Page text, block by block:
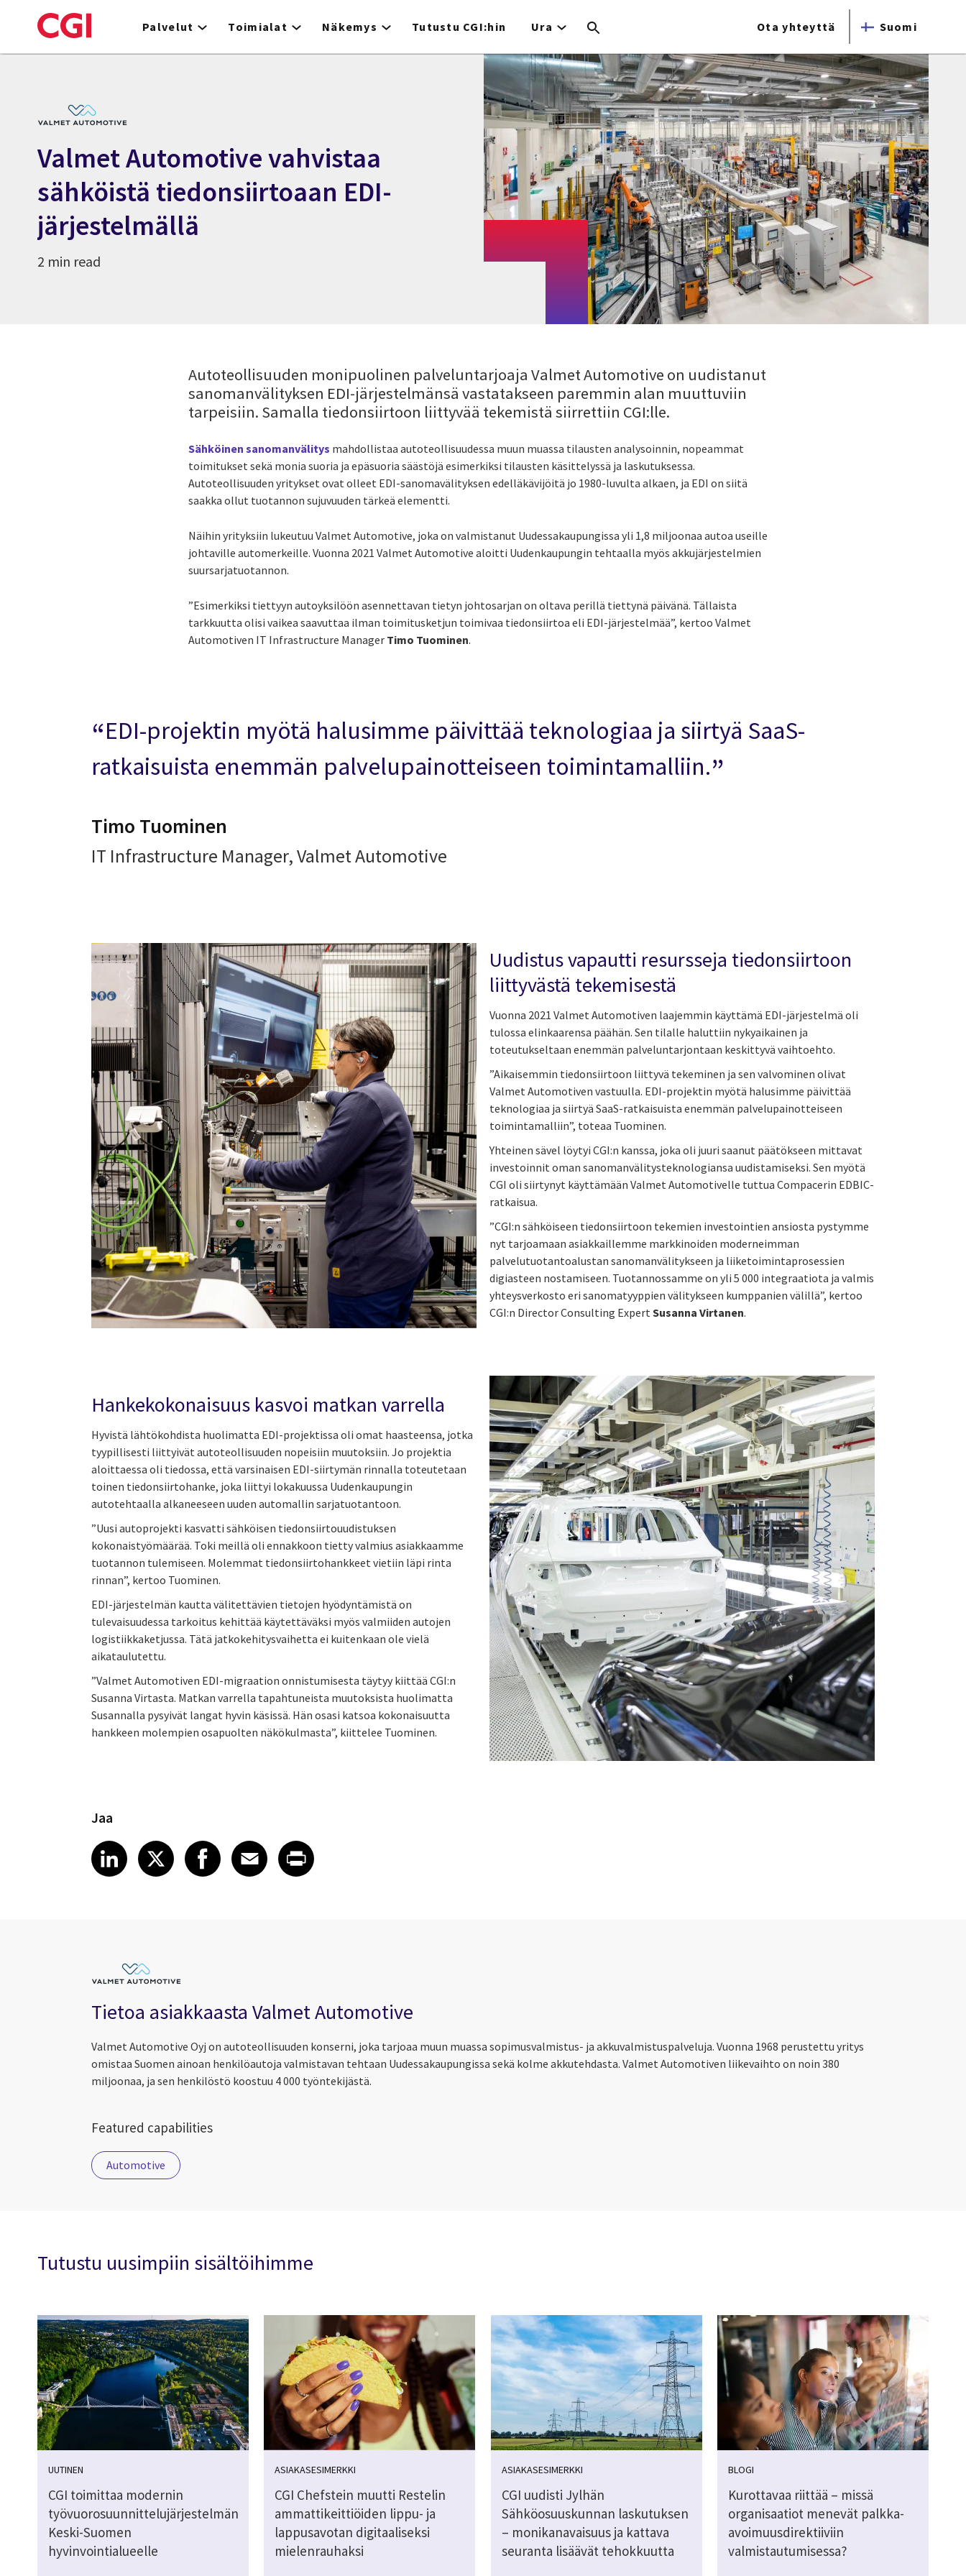
to
Palvelut Toimialat Näkemys Tutustu CGI:hin Ura Ota yhteyttä Suomi
Valmet Automotive vahvistaa
sähköistä tiedonsiirtoaan EDI-
järjestelmällä
2 min read
Autoteollisuuden monipuolinen palveluntarjoaja Valmet Automotive on uudistanut
sanomanvälityksen EDI-järjestelmänsä vastatakseen paremmin alan muuttuviin
tarpeisiin. Samalla tiedonsiirtoon liittyvää tekemistä siirrettiin CGI:lle.
Sähköinen sanomanvälitys mahdollistaa autoteollisuudessa muun muassa tilausten analysoinnin, nopeammat
toimitukset sekä monia suoria ja epäsuoria säästöjä esimerkiksi tilausten käsittelyssä ja laskutuksessa.
Autoteollisuuden yritykset ovat olleet EDI-sanomavälityksen edelläkävijöitä jo 1980-luvulta alkaen, ja EDI on siitä
saakka ollut tuotannon sujuvuuden tärkeä elementti.
Näihin yrityksiin lukeutuu Valmet Automotive, joka on valmistanut Uudessakaupungissa yli 1,8 miljoonaa autoa useille
johtaville automerkeille. Vuonna 2021 Valmet Automotive aloitti Uudenkaupungin tehtaalla myös akkujärjestelmien
suursarjatuotannon.
”Esimerkiksi tiettyyn autoyksilöön asennettavan tietyn johtosarjan on oltava perillä tiettynä päivänä. Tällaista
tarkkuutta olisi vaikea saavuttaa ilman toimitusketjun toimivaa tiedonsiirtoa eli EDI-järjestelmää”, kertoo Valmet
Automotiven IT Infrastructure Manager Timo Tuominen.
EDI-projektin myötä halusimme päivittää teknologiaa ja siirtyä SaaS-
ratkaisuista enemmän palvelupainotteiseen toimintamalliin.
Timo Tuominen
IT Infrastructure Manager, Valmet Automotive
Uudistus vapautti resursseja tiedonsiirtoon
liittyvästä tekemisestä
Vuonna 2021 Valmet Automotiven laajemmin käyttämä EDI-järjestelmä oli
tulossa elinkaarensa päähän. Sen tilalle haluttiin nykyaikainen ja
toteutukseltaan enemmän palveluntarjontaan keskittyvä vaihtoehto.
”Aikaisemmin tiedonsiirtoon liittyvä tekeminen ja sen valvominen olivat
Valmet Automotiven vastuulla. EDI-projektin myötä halusimme päivittää
teknologiaa ja siirtyä SaaS-ratkaisuista enemmän palvelupainotteiseen
toimintamalliin”, toteaa Tuominen.
Yhteinen sävel löytyi CGI:n kanssa, joka oli juuri saanut päätökseen mittavat
investoinnit oman sanomanvälitysteknologiansa uudistamiseksi. Sen myötä
CGI olisiirtynyt käyttämään Valmet Automotivelle tuttua Compacerin EDBIC-
ratkaisua.
”CGI:n sähköiseen tiedonsiirtoon tekemien investointien ansiosta pystymme
nyt tarjoamaan asiakkaillemme markkinoiden moderneimman
palvelutuotantoalustan sanomanvälitykseen ja liiketoimintaprosessien
digiasteen nostamiseen. Tuotannossamme on yli 5 000 integraatiota ja valmis
yhteysverkosto eri sanomatyyppien välitykseen kumppanien välillä”, kertoo
CGI:n Director Consulting ExpertSusanna Virtanen.
Hankekokonaisuus kasvoi matkan varrella
Hyvistä lähtökohdista huolimatta EDI-projektissa oli omat haasteensa, jotka
tyypillisesti liittyivät autoteollisuuden nopeisiin muutoksiin. Jo projektia
aloittaessa oli tiedossa, että varsinaisen EDI-siirtymän rinnalla toteutetaan
toinen tiedonsiirtohanke, joka liittyi lokakuussa Uudenkaupungin
autotehtaalla alkaneeseen uuden automallin sarjatuotantoon.
”Uusi autoprojekti kasvatti sähköisen tiedonsiirtouudistuksen
kokonaistyömäärää. Toki meillä oli ennakkoon tietty valmius asiakkaamme
tuotannon tulemiseen. Molemmat tiedonsiirtohankkeet vietiin läpi rinta
rinnan”, kertoo Tuominen.
EDI-järjestelmän kautta välitettävien tietojen hyödyntämistä on
tulevaisuudessa tarkoitus kehittää käytettäväksi myös valmiiden autojen
logistiikkaketjussa. Tätä jatkokehitysvaihetta ei kuitenkaan ole vielä
aikataulutettu.
”Valmet Automotiven EDI-migraation onnistumisesta täytyy kiittää CGI:n
Susanna Virtasta. Matkan varrella tapahtuneista muutoksista huolimatta
Susannalla pysyivät langat hyvin käsissä. Hän osasi katsoa kokonaisuutta
hankkeen molempien osapuolten näkökulmasta”, kiittelee Tuominen.
Jaa
Share article on LinkedIn
LinkedIn
Share article on X
XShare article on Facebook
Facebook
Share article on Email
Email
Share article on Print
Tietoa asiakkaasta Valmet Automotive
Valmet Automotive Oyj on autoteollisuuden konserni, joka tarjoaa muun muassa sopimusvalmistus- ja akkuvalmistuspalveluja. Vuonna 1968 perustettu yritys
omistaa Suomen ainoan henkilöautoja valmistavan tehtaan Uudessakaupungissa sekä kolme akkutehdasta. Valmet Automotiven liikevaihto on noin 380
miljoonaa, ja sen henkilöstö koostuu 4 000 työntekijästä.
Featured capabilities
Automotive
Tutustu uusimpiin sisältöihimme
UUTINEN
CGI toimittaa modernin
työvuorosuunnittelujärjestelmän
Keski-Suomen
hyvinvointialueelle
ASIAKASESIMERKKI
CGI Chefstein muutti Restelin
ammattikeittiöiden lippu- ja
lappusavotan digitaaliseksi
mielenrauhaksi
ASIAKASESIMERKKI
CGI uudisti Jylhän
Sähköosuuskunnan laskutuksen
– monikanavaisuus ja kattava
seuranta lisäävät tehokkuutta
BLOGI
Kurottavaa riittää – missä
organisaatiot menevät palkka-
avoimuusdirektiiviin
valmistautumisessa?